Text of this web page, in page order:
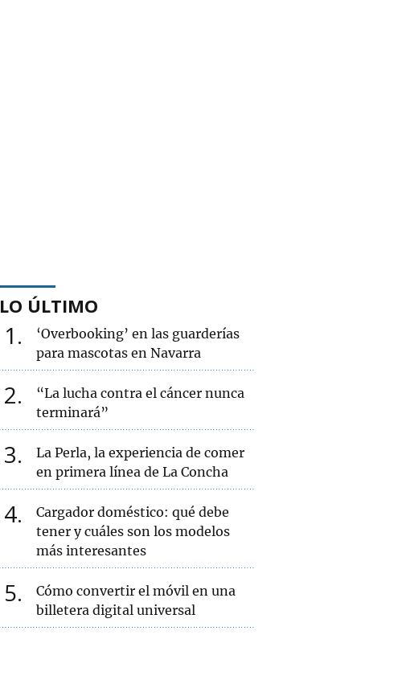
LO ÚLTIMO
1
‘Overbooking’ en las guarderías
para mascotas en Navarra
2
“La lucha contra el cáncer nunca
terminará”
3
La Perla, la experiencia de comer
en primera línea de La Concha
4
Cargador doméstico: qué debe
tener y cuáles son los modelos
más interesantes
5
Cómo convertir el móvil en una
billetera digital universal